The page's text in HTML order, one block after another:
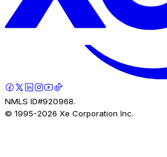
NMLS ID#920968.
© 1995-2026 Xe Corporation Inc.